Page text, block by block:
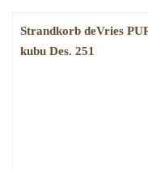
Strandkorb deVries
kubu Des. 251